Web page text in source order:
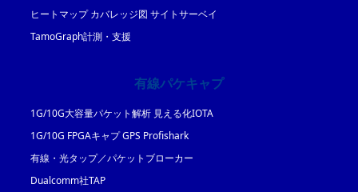
ヒートマップ カバレッジ図 サイトサーベイ
TamoGraph計測・支援
有線パケキャプ
1G/10G大容量パケット解析 見える化IOTA
1G/10G FPGAキャプ GPS Profishark
有線・光タップ／パケットブローカー
Dualcomm社TAP